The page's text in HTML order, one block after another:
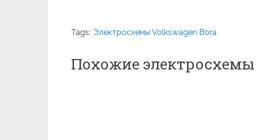
Tags: Электросхемы Volkswagen Bora
Похожие электросхемы